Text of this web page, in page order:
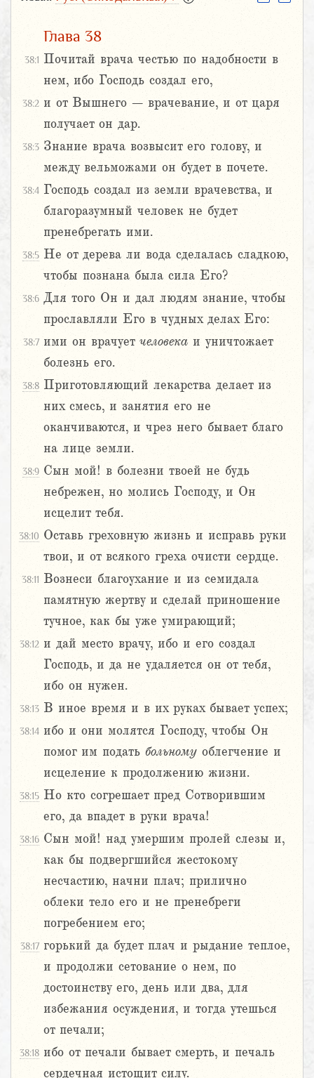
Глава 38
38:1 Почитай врача честью по надобности в
нем, ибо Господь создал его,
38:2 и от Вышнего – врачевание, и от царя
получает он дар.
38:3 Знание врача возвысит его голову, и
между вельможами он будет в почете.
38:4 Господь создал из земли врачевства, и
благоразумный человек не будет
пренебрегать ими.
38:5 Не от дерева ли вода сделалась сладкою,
чтобы познана была сила Его?
38:6 Для того Он и дал людям знание, чтобы
прославляли Его в чудных делах Его:
38:7 ими он врачует человека и уничтожает
болезнь его.
38:8 Приготовляющий лекарства делает из
них смесь, и занятия его не
оканчиваются, и чрез него бывает благо
на лице земли.
38:9 Сын мой! в болезни твоей не будь
небрежен, но молись Господу, и Он
исцелит тебя.
38:10 Оставь греховную жизнь и исправь руки
твои, и от всякого греха очисти сердце.
38:11 Вознеси благоухание и из семидала
памятную жертву и сделай приношение
тучное, как бы уже умирающий;
38:12 и дай место врачу, ибо и его создал
Господь, и да не удаляется он от тебя,
ибо он нужен.
38:13 В иное время и в их руках бывает успех;
38:14 ибо и они молятся Господу, чтобы Он
помог им подать больному облегчение и
исцеление к продолжению жизни.
38:15 Но кто согрешает пред Сотворившим
его, да впадет в руки врача!
38:16 Сын мой! над умершим пролей слезы и,
как бы подвергшийся жестокому
несчастию, начни плач; прилично
облеки тело его и не пренебреги
погребением его;
38:17 горький да будет плач и рыдание теплое,
и продолжи сетование о нем, по
достоинству его, день или два, для
избежания осуждения, и тогда утешься
от печали;
38:18 ибо от печали бывает смерть, и печаль
сердечная истощит силу.